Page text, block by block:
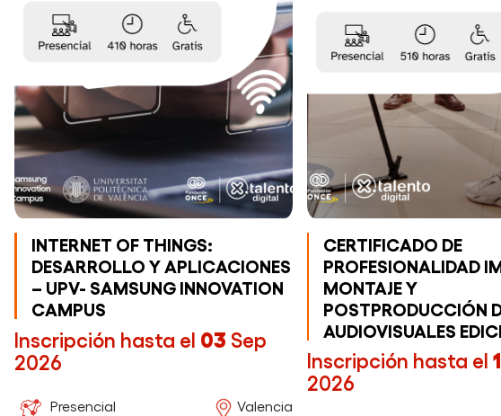
INTERNET OF THINGS:
DESARROLLO Y APLICACIONES
– UPV- SAMSUNG INNOVATION
CAMPUS
Inscripción hasta el 03 Sep
2026
Presencial Valencia
CERTIFICADO DE
PROFESIONALIDAD
MONTAJE Y
POSTPRODUCCIÓN
AUDIOVISUALES
Inscripción hasta el
2026